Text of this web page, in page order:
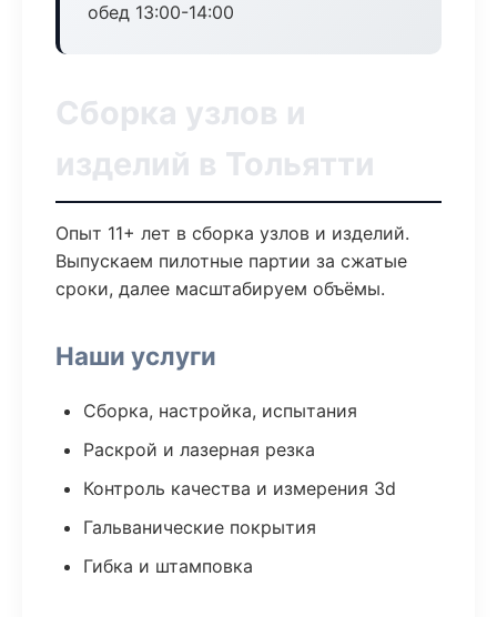
обед 13:00-14:00
Сборка узлов и
изделий в Тольятти
Опыт 11+ лет в сборка узлов и изделий.
Выпускаем пилотные партии за сжатые
сроки, далее масштабируем объёмы.
Наши услуги
Сборка, настройка, испытания
Раскрой и лазерная резка
Контроль качества и измерения 3d
Гальванические покрытия
Гибка и штамповка